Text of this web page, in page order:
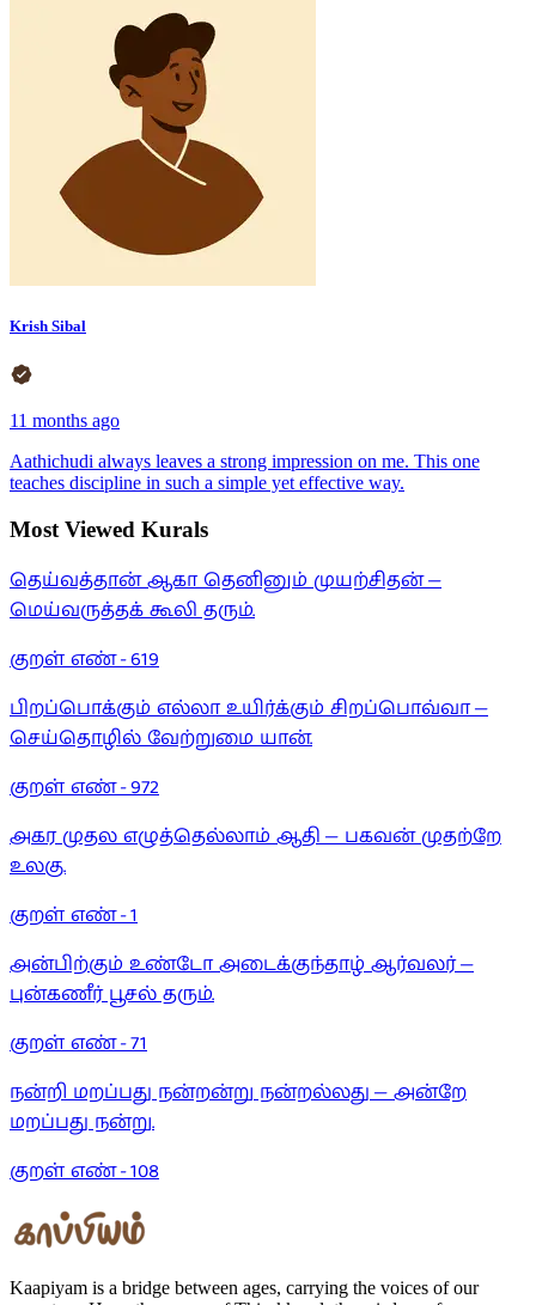
Krish Sibal
11 months ago
Aathichudi always leaves a strong impression on me. This one
teaches discipline in such a simple yet effective way.
Most Viewed Kurals
தெய்வத்தான் ஆகா தெனினும் முயற்சிதன் —
மெய்வருத்தக் கூலி தரும்.
குறள் எண் -619
பிறப்பொக்கும் எல்லா உயிர்க்கும் சிறப்பொவ்வா —
செய்தொழில் வேற்றுமை யான்.
குறள் எண் -972
அகர முதல எழுத்தெல்லாம் ஆதி — பகவன் முதற்றே
உலகு.
குறள் எண் -1
அன்பிற்கும் உண்டோ அடைக்குந்தாழ் ஆர்வலர் —
புன்கணீர் பூசல் தரும்.
குறள் எண் -71
நன்றி மறப்பது நன்றன்று நன்றல்லது — அன்றே
மறப்பது நன்று.
குறள் எண் -108
Kaapiyam is a bridge between ages, carrying the voices of our